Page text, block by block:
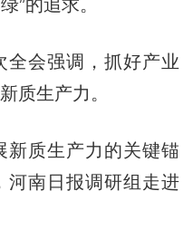
”的追求。
会强调，抓好产业
质生产力。
质生产力的关键锚
河南日报调研组走进